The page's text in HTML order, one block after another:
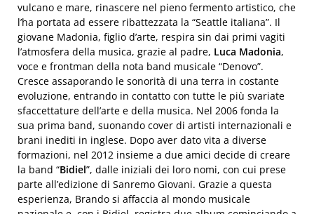
vulcano e mare, rinascere nel pieno fermento artistico, che
l’ha portata ad essere ribattezzata la “Seattle italiana”. Il
giovane Madonia, figlio d’arte, respira sin dai primi vagiti
l’atmosfera della musica, grazie al padre, Luca Madonia,
voce e frontman della nota band musicale “Denovo”.
Cresce assaporando le sonorità di una terra in costante
evoluzione, entrando in contatto con tutte le più svariate
sfaccettature dell’arte e della musica. Nel 2006 fonda la
sua prima band, suonando cover di artisti internazionali e
brani inediti in inglese. Dopo aver dato vita a diverse
formazioni, nel 2012 insieme a due amici decide di creare
la band “Bidiel”, dalle iniziali dei loro nomi, con cui prese
parte all’edizione di Sanremo Giovani. Grazie a questa
esperienza, Brando si affaccia al mondo musicale